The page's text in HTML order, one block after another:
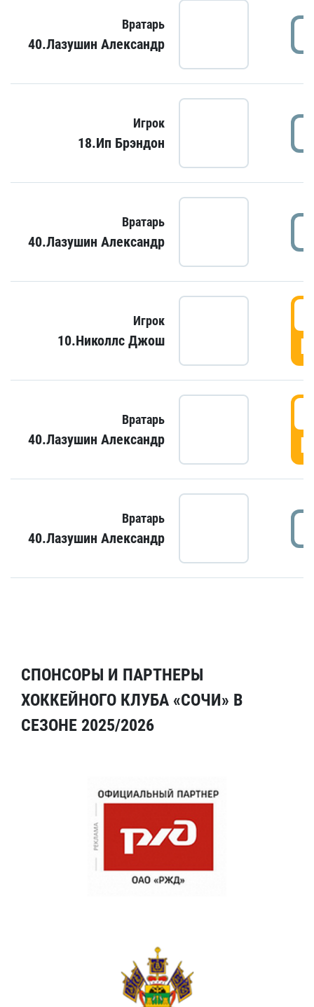
Вратарь
40.Лазушин Александр
Игрок
18.Ип Брэндон
Вратарь
40.Лазушин Александр
Игрок
10.Николлс Джош
Вратарь
40.Лазушин Александр
Вратарь
40.Лазушин Александр
СПОНСОРЫ И ПАРТНЕРЫ
ХОККЕЙНОГО КЛУБА «СОЧИ» В
СЕЗОНЕ 2025/2026